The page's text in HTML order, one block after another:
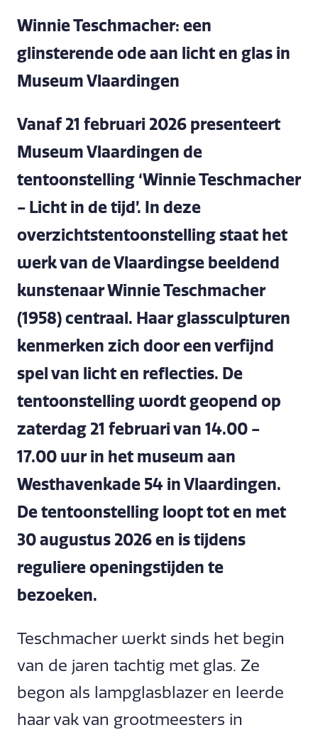
Winnie Teschmacher: een
glinsterende ode aan licht en glas in
Museum Vlaardingen
Vanaf 21 februari 2026 presenteert
Museum Vlaardingen de
tentoonstelling ‘Winnie Teschmacher
- Licht in de tijd’. In deze
overzichtstentoonstelling staat het
werk van de Vlaardingse beeldend
kunstenaar Winnie Teschmacher
(1958) centraal. Haar glassculpturen
kenmerken zich door een verfijnd
spel van licht en reflecties. De
tentoonstelling wordt geopend op
zaterdag 21 februari van 14.00 -
17.00 uur in het museum aan
Westhavenkade 54 in Vlaardingen.
De tentoonstelling loopt tot en met
30 augustus 2026 en is tijdens
reguliere openingstijden te
bezoeken.
Teschmacher werkt sinds het begin
van de jaren tachtig met glas. Ze
begon als lampglasblazer en leerde
haar vak van grootmeesters in